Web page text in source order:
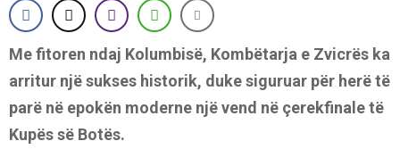
Me fitoren ndaj Kolumbisë, Kombëtarja e Zvicrës ka
arritur një sukses historik, duke siguruar për herë të
parë në epokën moderne një vend në çerekfinale të
Kupës së Botës.